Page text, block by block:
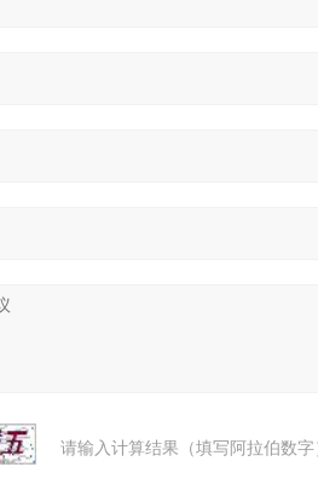
请输入计算结果（填写阿拉伯数